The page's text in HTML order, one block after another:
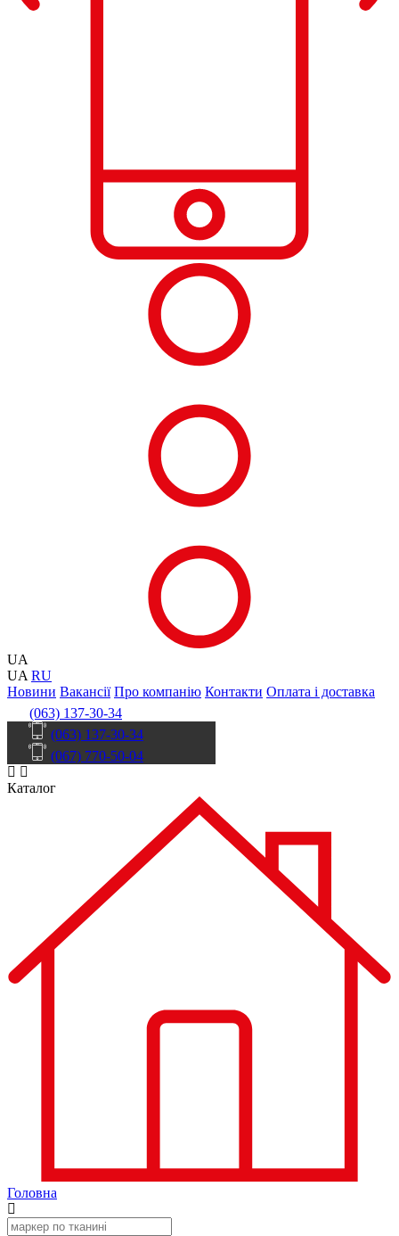
UA
UA RU
Новини Вакансії Про компанію Контакти Оплата і доставка
(063) 137-30-34
(063) 137-30-34
(067) 770-50-04
Каталог
Головна